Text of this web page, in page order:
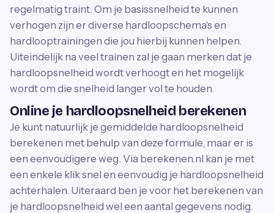
regelmatig traint. Om je basissnelheid te kunnen
verhogen zijn er diverse hardloopschema's en
hardlooptrainingen die jou hierbij kunnen helpen.
Uiteindelijk na veel trainen zal je gaan merken dat je
hardloopsnelheid wordt verhoogt en het mogelijk
wordt om die snelheid langer vol te houden.
Online je hardloopsnelheid berekenen
Je kunt natuurlijk je gemiddelde hardloopsnelheid
berekenen met behulp van deze formule, maar er is
een eenvoudigere weg. Via berekenen.nl kan je met
een enkele klik snel en eenvoudig je hardloopsnelheid
achterhalen. Uiteraard ben je voor het berekenen van
je hardloopsnelheid wel een aantal gegevens nodig.